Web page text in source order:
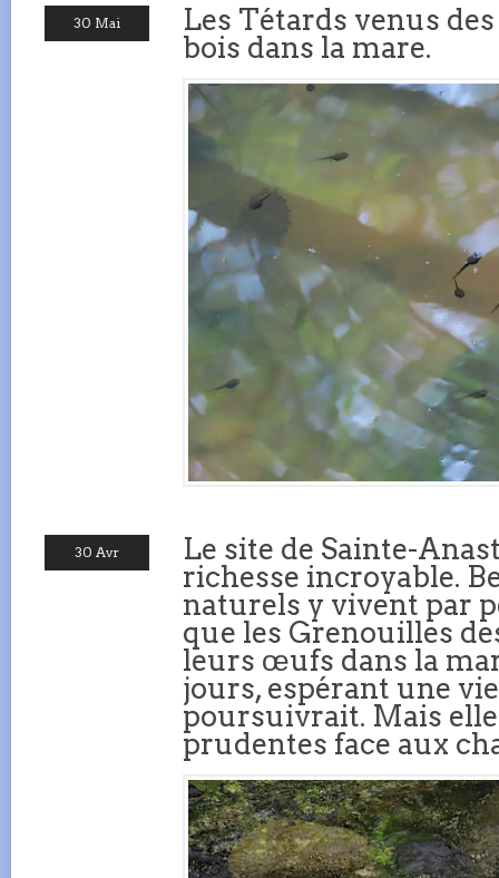
30 Mai
Les Tétards venus
bois dans la mare.
30 Avr
Le site de Sainte-
richesse incroyable.
naturels y vivent par
que les Grenouilles
leurs œufs dans la
jours, espérant une
poursuivrait. Mais
prudentes face aux